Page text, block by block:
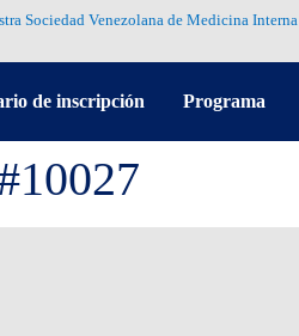
Sociedad Venezolana de Medicina Interna
de inscripción Programa